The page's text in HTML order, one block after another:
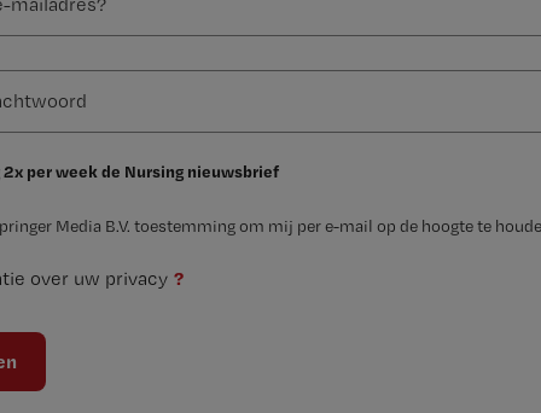
2x per week de Nursing nieuwsbrief
Media B.V. toestemming om mij per e-mail op de hoogte te
over uw privacy ?